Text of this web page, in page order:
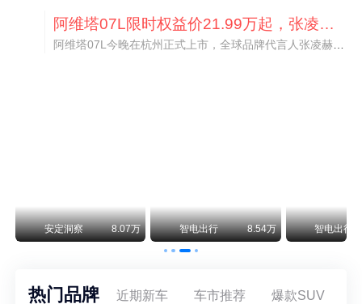
阿维塔07L限时权益价21.99万起，张凌赫成首位车主
阿维塔07L今晚在杭州正式上市，全球品牌代言人张凌赫现场提车，成为这台车的第一位主人。三个版本：Elite纯电版22.99万，Max+后驱纯电版24.99万，Ultra三电机四驱版27.99万。
安定洞察 8.07万 智电出行 8.54万 智电出行
热门品牌 近期新车 车市推荐 爆款SUV